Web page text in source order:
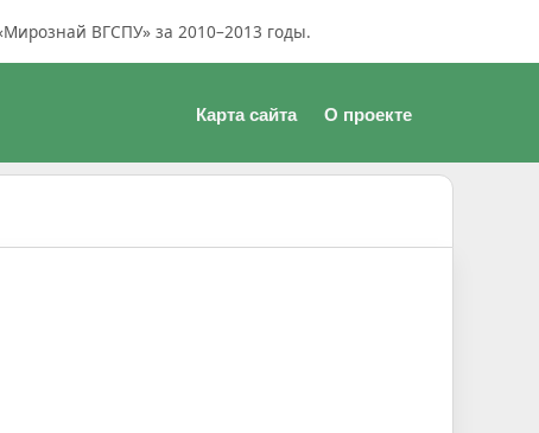
ВГСПУ» за 2010–2013 годы.
Карта сайта О проекте